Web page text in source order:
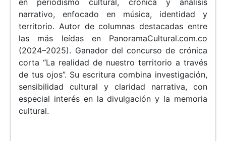
en periodismo cultural, crónica y análisis
narrativo, enfocado en música, identidad y
territorio. Autor de columnas destacadas entre
las más leídas en PanoramaCultural.com.co
(2024–2025). Ganador del concurso de crónica
corta “La realidad de nuestro territorio a través
de tus ojos”. Su escritura combina investigación,
sensibilidad cultural y claridad narrativa, con
especial interés en la divulgación y la memoria
cultural.